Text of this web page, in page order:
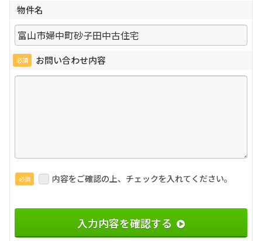
物件名
必須 お問い合わせ内容
必須 内容をご確認の上、チェックを入れてください。
入力内容を確認する